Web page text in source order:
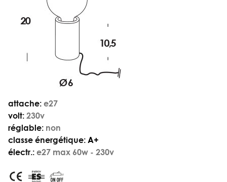
attache: e27
volt: 230v
réglable: non
classe énergétique: A+
électr.: e27 max 60w - 230v